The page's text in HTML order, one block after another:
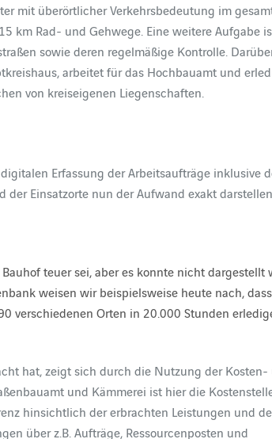
mit überörtlicher Verkehrsbedeutung im
km Rad- und Gehwege. Eine weitere Aufgabe
sowie deren regelmäßige Kontrolle.
arbeitet für das Hochbauamt und
von kreiseigenen Liegenschaften.
Erfassung der Arbeitsaufträge inklusive
Einsatzorte nun der Aufwand exakt
teuer sei, aber es konnte nicht dargestellt
weisen wir beispielsweise heute nach,
verschiedenen Orten in 20.000 Stunden
hat, zeigt sich durch die Nutzung der Kosten-
und Kämmerei ist hier die
hinsichtlich der erbrachten Leistungen und
über z.B. Aufträge, Ressourcenposten und